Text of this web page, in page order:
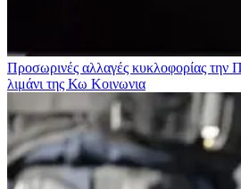
Προσωρινές αλλαγές κυκλοφορίας την
λιμάνι της Κω Κοινωνια